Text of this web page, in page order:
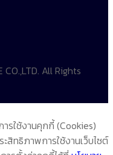
CO.,LTD. All Rights
รใช้งานคุกกี้ (Cookies)
สิทธิภาพการใช้งานเว็บไซต์